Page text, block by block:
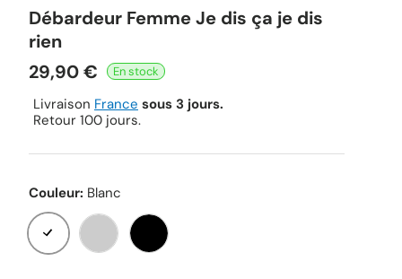
Débardeur Femme Je dis ça je dis
rien
29,90 €
Livraison France sous 3 jours.
Retour 100 jours.
Couleur: Blanc
Blanc Gris Noir